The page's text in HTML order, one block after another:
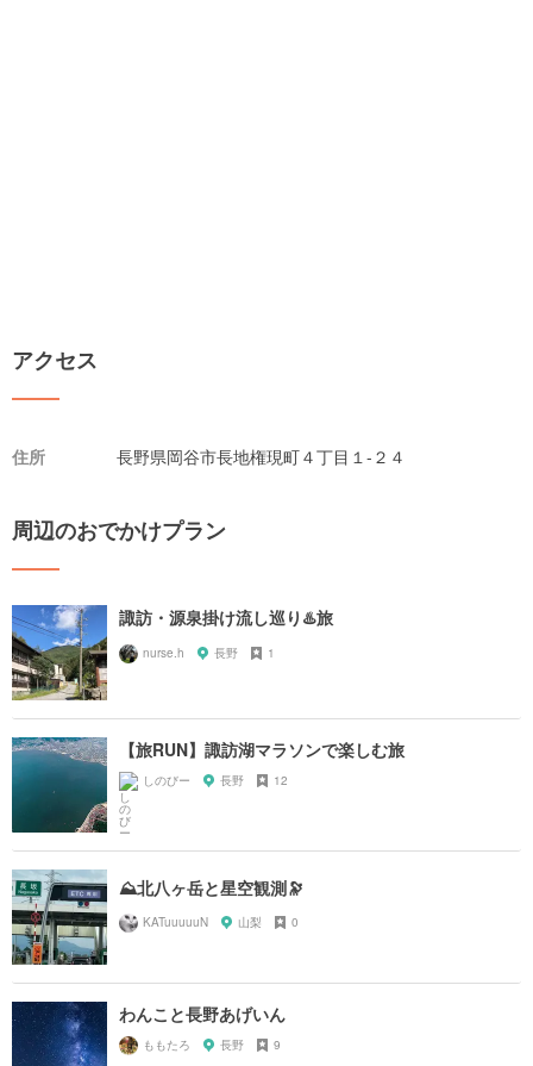
アクセス
住所 長野県岡谷市長地権現町４丁目１-２４
周辺のおでかけプラン
諏訪・源泉掛け流し巡り♨️旅
nurse.h 長野 1
【旅RUN】諏訪湖マラソンで楽しむ旅
しのびー 長野 12
⛰️北八ヶ岳と星空観測🔭
KATuuuuuN 山梨 0
わんこと長野あげいん
ももたろ 長野 9